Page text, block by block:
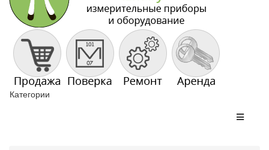
Категории